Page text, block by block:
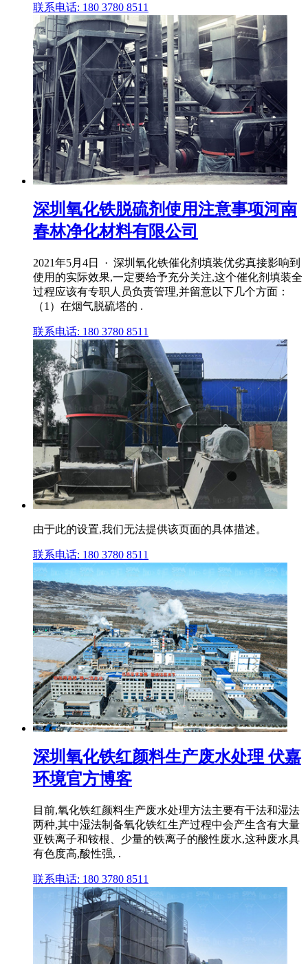
联系电话: 180 3780 8511
深圳氧化铁脱硫剂使用注意事项河南
春林净化材料有限公司
2021年5月4日 · 深圳氧化铁催化剂填装优劣真接影响到
使用的实际效果,一定要给予充分关注,这个催化剂填装全
过程应该有专职人员负责管理,并留意以下几个方面：
（1）在烟气脱硫塔的 .
联系电话: 180 3780 8511
由于此的设置,我们无法提供该页面的具体描述。
联系电话: 180 3780 8511
深圳氧化铁红颜料生产废水处理 伏嘉
环境官方博客
目前,氧化铁红颜料生产废水处理方法主要有干法和湿法
两种,其中湿法制备氧化铁红生产过程中会产生含有大量
亚铁离子和铵根、少量的铁离子的酸性废水,这种废水具
有色度高,酸性强, .
联系电话: 180 3780 8511